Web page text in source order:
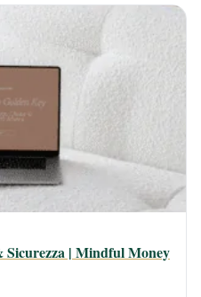
Sicurezza | Mindful Money